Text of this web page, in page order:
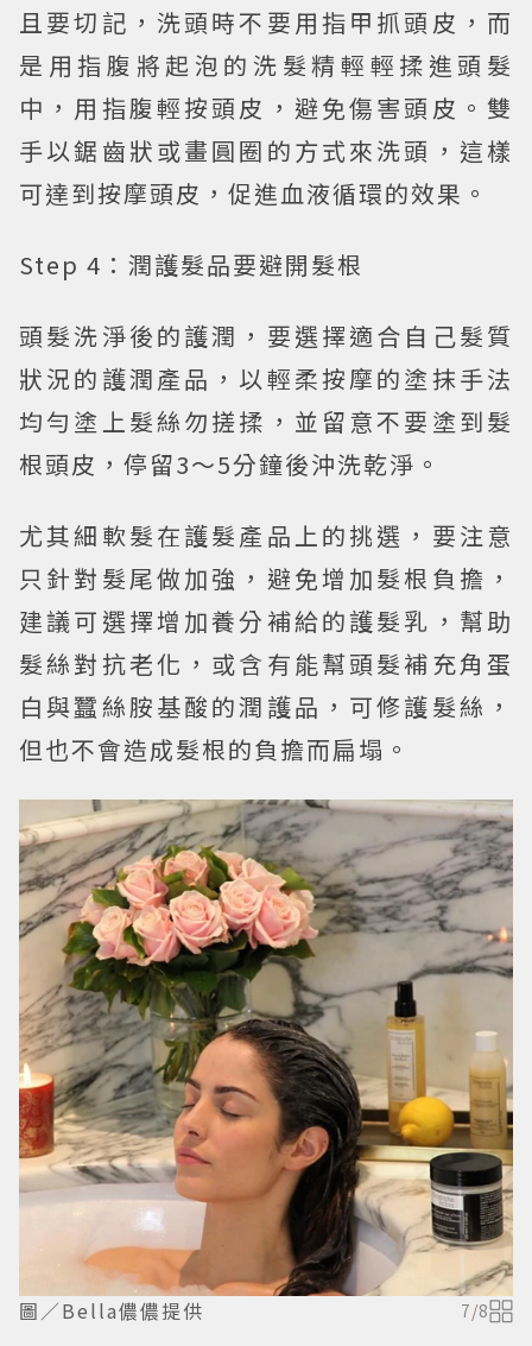
且要切記，洗頭時不要用指甲抓頭皮，而
是用指腹將起泡的洗髮精輕輕揉進頭髮
中，用指腹輕按頭皮，避免傷害頭皮。雙
手以鋸齒狀或畫圓圈的方式來洗頭，這樣
可達到按摩頭皮，促進血液循環的效果。
Step 4：潤護髮品要避開髮根
頭髮洗淨後的護潤，要選擇適合自己髮質
狀況的護潤產品，以輕柔按摩的塗抹手法
均勻塗上髮絲勿搓揉，並留意不要塗到髮
根頭皮，停留3～5分鐘後沖洗乾淨。
尤其細軟髮在護髮產品上的挑選，要注意
只針對髮尾做加強，避免增加髮根負擔，
建議可選擇增加養分補給的護髮乳，幫助
髮絲對抗老化，或含有能幫頭髮補充角蛋
白與蠶絲胺基酸的潤護品，可修護髮絲，
但也不會造成髮根的負擔而扁塌。
圖／Bella儂儂提供 7/8